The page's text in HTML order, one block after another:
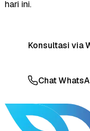
hari ini.
Konsultasi via
Chat